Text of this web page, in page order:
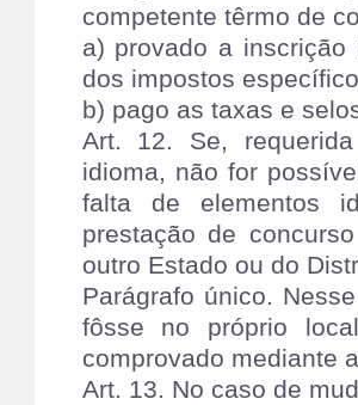
competente têrmo de
a) provado a inscrição
dos impostos
b) pago as taxas e
Art. 12. Se,
idioma, não for
falta de elementos
prestação de
outro Estado ou do
Parágrafo único.
fôsse no próprio
comprovado mediante
Art. 13. No caso de